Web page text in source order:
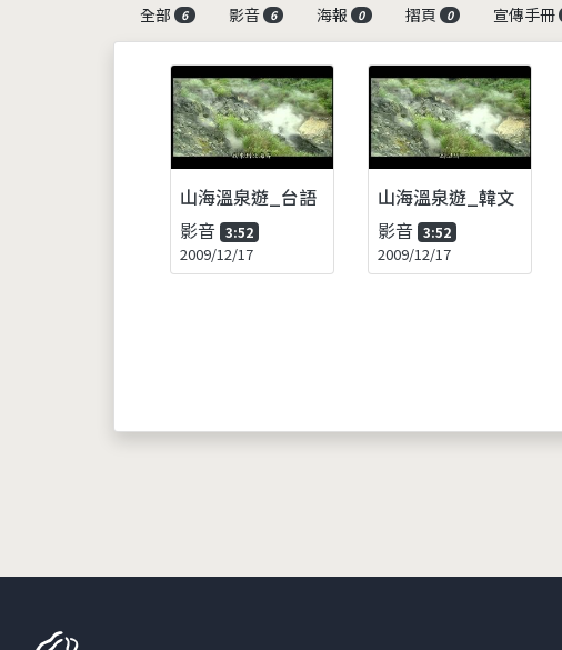
全部
6 影音 6 海報 0 摺頁 0 宣傳手冊
山海溫泉遊_台語
影音 3:52
2009/12/17
山海溫泉遊_韓文
影音 3:52
2009/12/17